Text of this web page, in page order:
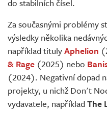
do stabilních čísel.
Za současnými problémy
výsledky několika
například titulyAphelion
& Rage (2025) nebo
(2024). Negativní dopad
projekty, u nichž Don't
vydavatele, napříkladThe